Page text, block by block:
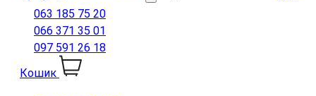
063 185 75 20
066 371 35 01
097 591 26 18
Кошик